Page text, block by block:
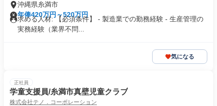
沖縄県糸満市
年俸420万円～520万円
求める人材: 【必須条件】 - 製造業での勤務経験 - 生産管理の
実務経験（業界不問...
気になる
正社員
学童支援員/糸満市真壁児童クラブ
株式会社テノ．コーポレーション